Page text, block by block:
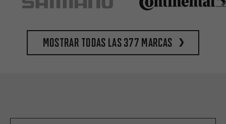
Mostrar todas las 377 marcas